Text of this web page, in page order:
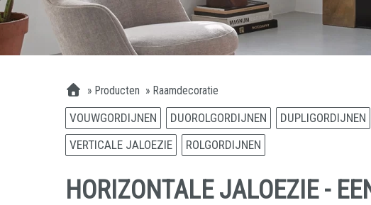
» Producten » Raamdecoratie
VOUWGORDIJNEN DUOROLGORDIJNEN DUPLIGORDIJNEN
VERTICALE JALOEZIE
ROLGORDIJNEN
HORIZONTALE JALOEZIE -